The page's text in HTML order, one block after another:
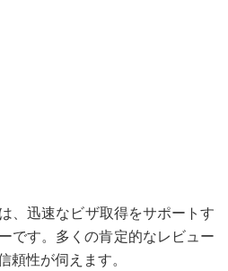
、迅速なビザ取得をサポートす
です。多くの肯定的なレビュー
頼性が伺えます。